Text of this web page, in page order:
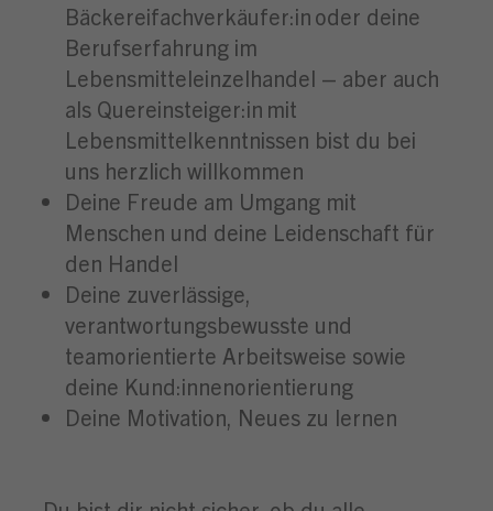
Bäckereifachverkäufer:in oder deine
Berufserfahrung im
Lebensmitteleinzelhandel – aber auch
als Quereinsteiger:in mit
Lebensmittelkenntnissen bist du bei
uns herzlich willkommen
Deine Freude am Umgang mit
Menschen und deine Leidenschaft für
den Handel
Deine zuverlässige,
verantwortungsbewusste und
teamorientierte Arbeitsweise sowie
deine Kund:innenorientierung
Deine Motivation, Neues zu lernen